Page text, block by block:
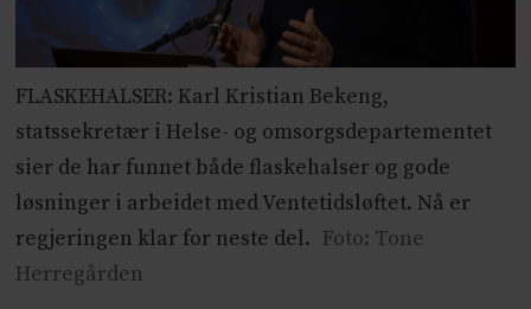
FLASKEHALSER: Karl Kristian Bekeng,
statssekretær i Helse- og omsorgsdepartementet
sier de har funnet både flaskehalser og gode
løsninger i arbeidet med Ventetidsløftet. Nå er
regjeringen klar for neste del. Foto: Tone
Herregården